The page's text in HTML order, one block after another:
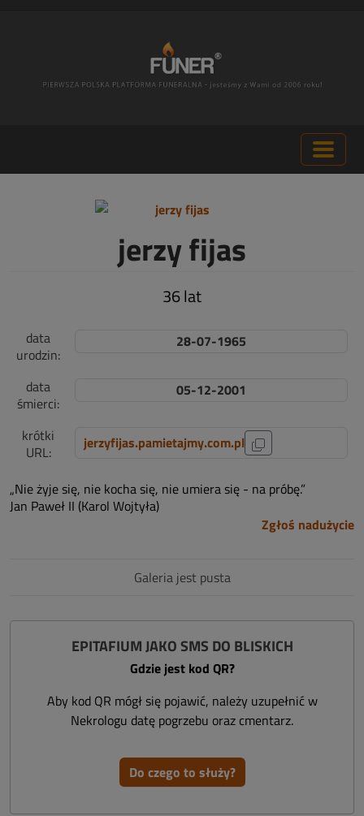
jerzy fijas
36 lat
data
urodzin:
28-07-1965
data
śmierci:
05-12-2001
krótki
URL:
jerzyfijas.pamietajmy.com.pl
„Nie żyje się, nie kocha się, nie umiera się - na próbę.”
Jan Paweł II (Karol Wojtyła)
Zgłoś nadużycie
Galeria jest pusta
EPITAFIUM JAKO SMS DO BLISKICH
Gdzie jest kod QR?
Aby kod QR mógł się pojawić, należy uzupełnić w
Nekrologu datę pogrzebu oraz cmentarz.
Do czego to służy?